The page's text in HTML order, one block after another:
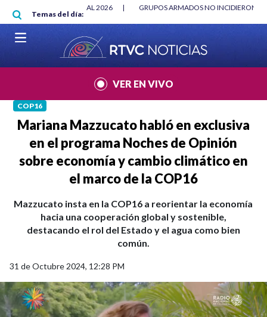
Pasar al contenido principal
Temas del día:
NO INCIDIERON EN ELECCIONES | IVÁN CEPEDA LLAMA A LA
VER EN VIVO
COP16
Mariana Mazzucato habló en exclusiva
en el programa Noches de Opinión
sobre economía y cambio climático en
el marco de la COP16
Mazzucato insta en la COP16 a reorientar la economía
hacia una cooperación global y sostenible,
destacando el rol del Estado y el agua como bien
común.
31 de Octubre 2024, 12:28 PM